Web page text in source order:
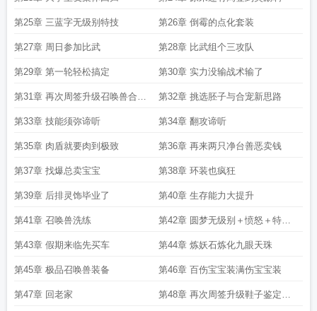
第25章 三蓝字无级别特技 第26章 倒霉的点化套装
第27章 周日参加比武 第28章 比武组个三攻队
第29章 第一轮轻松搞定 第30章 实力没输战术输了
第31章 再次周签升级召唤兽合成
好运卡
第32章 挑选胚子与合宠新思路
第33章 技能须弥谛听 第34章 翻攻谛听
第35章 肉盾就要肉到极致 第36章 再来两只净台善恶卖钱
第37章 找爆总卖宝宝 第38章 环装也疯狂
第39章 后排灵饰毕业了 第40章 生存能力大提升
第41章 召唤兽洗练 第42章 圆梦无级别＋愤怒＋特技
腰带
第43章 假期来临先买车 第44章 炼妖石炼化九眼天珠
第45章 极品召唤兽装备 第46章 百伤宝宝装满伤宝宝装
第47章 回老家 第48章 再次周签升级鞋子鉴定好